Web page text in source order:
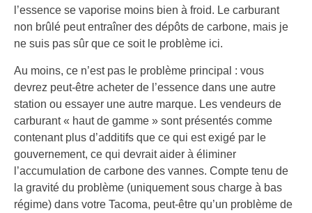
l’essence se vaporise moins bien à froid. Le carburant
non brûlé peut entraîner des dépôts de carbone, mais je
ne suis pas sûr que ce soit le problème ici.
Au moins, ce n’est pas le problème principal : vous
devrez peut-être acheter de l’essence dans une autre
station ou essayer une autre marque. Les vendeurs de
carburant « haut de gamme » sont présentés comme
contenant plus d’additifs que ce qui est exigé par le
gouvernement, ce qui devrait aider à éliminer
l’accumulation de carbone des vannes. Compte tenu de
la gravité du problème (uniquement sous charge à bas
régime) dans votre Tacoma, peut-être qu’un problème de